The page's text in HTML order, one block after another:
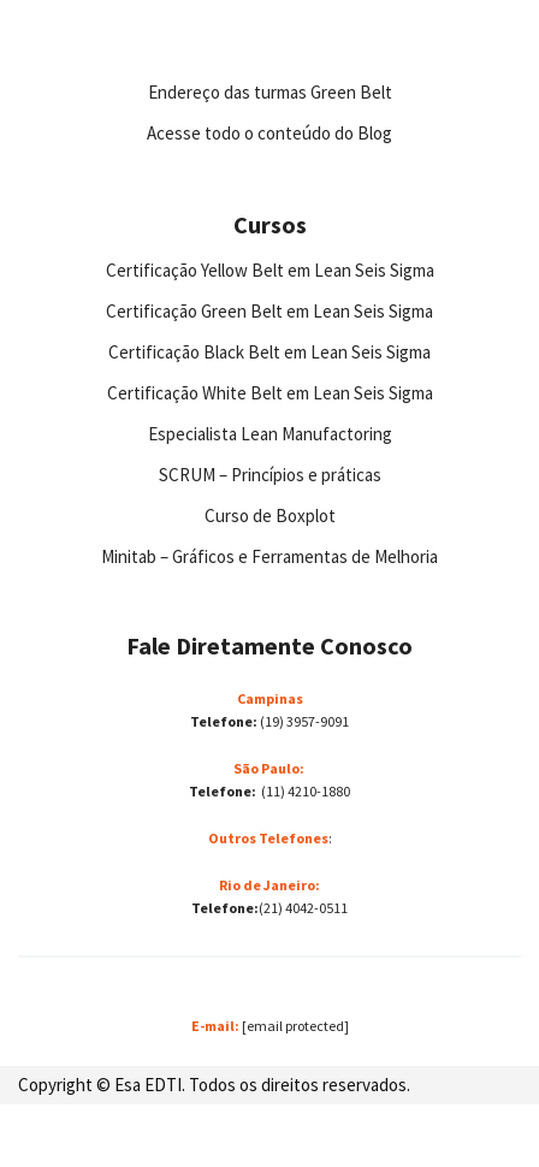
Endereço das turmas Green Belt
Acesse todo o conteúdo do Blog
Cursos
Certificação Yellow Belt em Lean Seis Sigma
Certificação Green Belt em Lean Seis Sigma
Certificação Black Belt em Lean Seis Sigma
Certificação White Belt em Lean Seis Sigma
Especialista Lean Manufactoring
SCRUM – Princípios e práticas
Curso de Boxplot
Minitab – Gráficos e Ferramentas de Melhoria
Fale Diretamente Conosco
Campinas
Telefone: (19) 3957-9091
São Paulo:
Telefone: (11) 4210-1880
Outros Telefones:
Rio de Janeiro:
Telefone:(21) 4042-0511
E-mail: [email protected]
Copyright © Esa EDTI. Todos os direitos reservados.